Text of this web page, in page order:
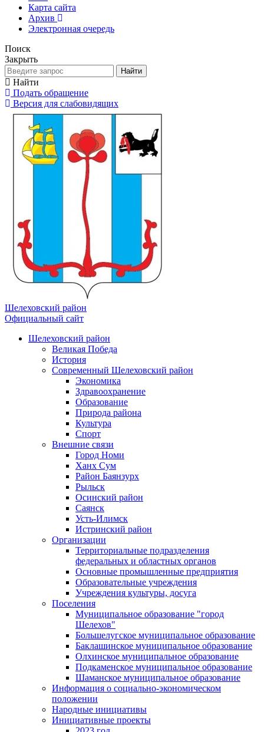
Карта сайта
Архив
Электронная очередь
Поиск
Закрыть
Найти
Найти
Подать обращение
Версия для слабовидящих
Шелеховский район
Официальный сайт
Шелеховский район
Великая Победа
История
Современный Шелеховский район
Экономика
Здравоохранение
Образование
Природа района
Культура
Спорт
Внешние связи
Город Номи
Ханх Сум
Район Баянзурх
Рыльск
Осинский район
Саянск
Усть-Илимск
Истринский район
Организации
Территориальные подразделения
федеральных и областных органов
Основные промышленные предприятия
Образовательные учреждения
Учреждения культуры, досуга
Поселения
Муниципальное образование "город
Шелехов"
Большелугское муниципальное образование
Баклашинское муниципальное образование
Олхинское муниципальное образование
Подкаменское муниципальное образование
Шаманское муниципальное образование
Информация о социально-экономическом
положении
Народные инициативы
Инициативные проекты